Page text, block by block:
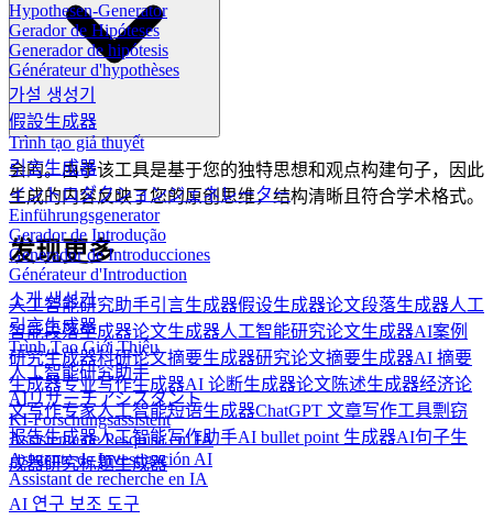
Hypothesen-Generator
Gerador de Hipóteses
Generador de hipótesis
Générateur d'hypothèses
가설 생성기
假設生成器
Trình tạo giả thuyết
引言生成器
イントロダクションジェネレーター
Einführungsgenerator
Gerador de Introdução
Generador de Introducciones
Générateur d'Introduction
소개 생성기
引言生成器
Trình Tạo Giới Thiệu
人工智能研究助手
AIリサーチアシスタント
KI-Forschungsassistent
Assistente de Pesquisa em IA
Asistente de Investigación AI
Assistant de recherche en IA
AI 연구 보조 도구
会的。由于该工具是基于您的独特思想和观点构建句子，因此
生成的内容反映了您的原创思维，结构清晰且符合学术格式。
发现更多
人工智能研究助手引言生成器假设生成器论文段落生成器人工
智能段落生成器论文生成器人工智能研究论文生成器AI案例
研究生成器科研论文摘要生成器研究论文摘要生成器AI 摘要
生成器专业写作生成器AI 论断生成器论文陈述生成器经济论
文写作专家人工智能短语生成器ChatGPT 文章写作工具剽窃
报告生成器人工智能写作助手AI bullet point 生成器AI句子生
成器研究标题生成器